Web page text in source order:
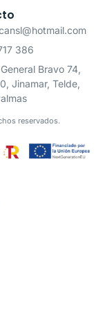
386
Bravo 74,
Jinamar, Telde,
reservados.